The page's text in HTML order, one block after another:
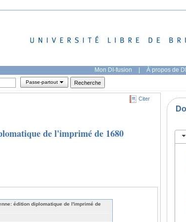
Mon DI-fusion | À propos de
Passe-partout
Citer
de l'imprimé de 1680
édition diplomatique de l'imprimé de